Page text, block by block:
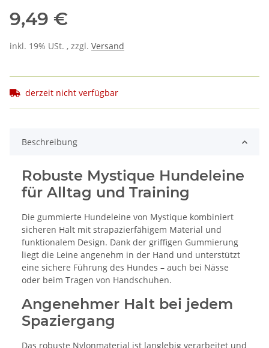
9,49 €
inkl. 19% USt. , zzgl. Versand
derzeit nicht verfügbar
Beschreibung
Robuste Mystique Hundeleine
für Alltag und Training
Die gummierte Hundeleine von Mystique kombiniert
sicheren Halt mit strapazierfähigem Material und
funktionalem Design. Dank der griffigen Gummierung
liegt die Leine angenehm in der Hand und unterstützt
eine sichere Führung des Hundes – auch bei Nässe
oder beim Tragen von Handschuhen.
Angenehmer Halt bei jedem
Spaziergang
Das robuste Nylonmaterial ist langlebig verarbeitet und